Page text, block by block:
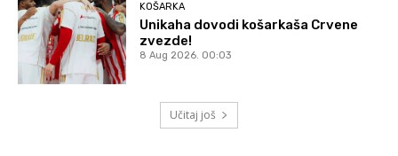
KOŠARKA
Unikaha dovodi košarkaša Crvene
zvezde!
8 Aug 2026. 00:03
Učitaj još